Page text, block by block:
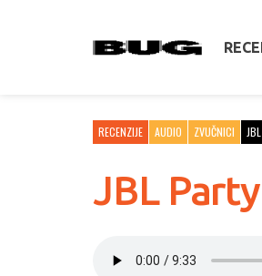
RECENZIJE AUDIO ZVUČNICI JBL
JBL